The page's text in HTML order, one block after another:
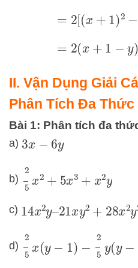
=2[( x+ 1) 2−y 2]
=2(x+ 1− y )(x +
II. Vận Dụng Giải
Phân Tích Đa
Bài 1: Phân tích đa
a) 3x −6 y
b) 2 x2 + 5x 3 + y
c) 14x2y–21xy 2+ 28x2
d) 2 x( 1) − y y−